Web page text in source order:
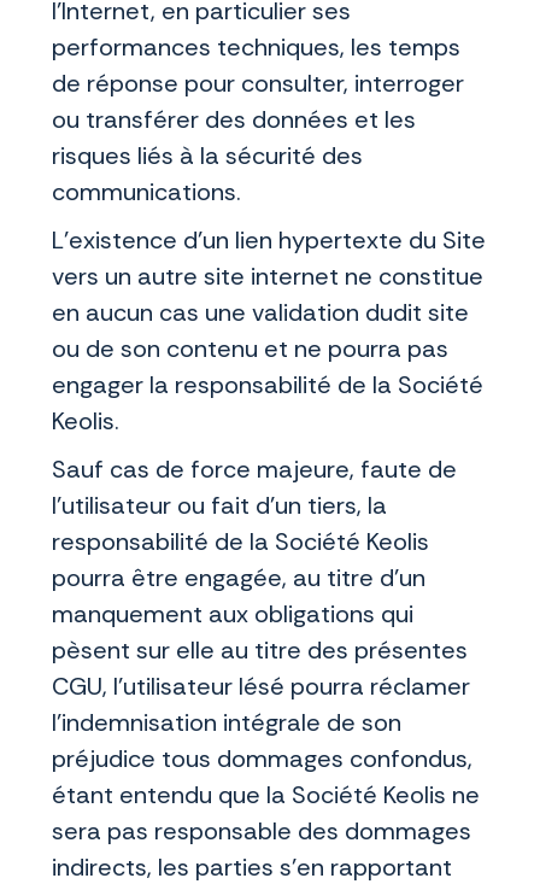
l'Internet, en particulier ses
performances techniques, les temps
de réponse pour consulter, interroger
ou transférer des données et les
risques liés à la sécurité des
communications.
L’existence d’un lien hypertexte du Site
vers un autre site internet ne constitue
en aucun cas une validation dudit site
ou de son contenu et ne pourra pas
engager la responsabilité de la Société
Keolis.
Sauf cas de force majeure, faute de
l’utilisateur ou fait d’un tiers, la
responsabilité de la Société Keolis
pourra être engagée, au titre d’un
manquement aux obligations qui
pèsent sur elle au titre des présentes
CGU, l’utilisateur lésé pourra réclamer
l’indemnisation intégrale de son
préjudice tous dommages confondus,
étant entendu que la Société Keolis ne
sera pas responsable des dommages
indirects, les parties s’en rapportant